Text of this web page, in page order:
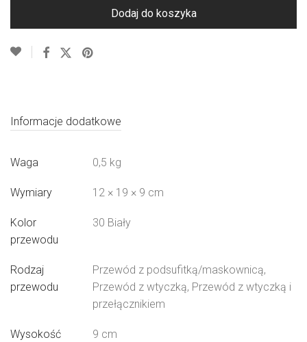
Dodaj do koszyka
Informacje dodatkowe
Waga 0,5 kg
Wymiary 12 × 19 × 9 cm
Kolor
przewodu
30 Biały
Rodzaj
przewodu
Przewód z podsufitką/maskownicą,
Przewód z wtyczką, Przewód z wtyczką i
przełącznikiem
Wysokość 9 cm